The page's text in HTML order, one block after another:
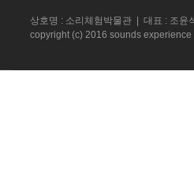
상호명 : 소리체험박물관 | 대표 : 조
copyright (c) 2016 sounds